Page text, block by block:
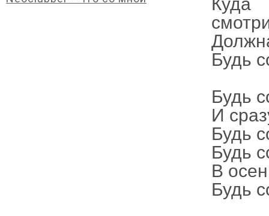
Будь
Будь
И
Будь
Будь
В
Будь